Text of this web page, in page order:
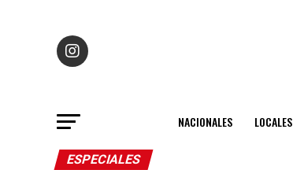
NACIONALES LOCALES
ESPECIALES